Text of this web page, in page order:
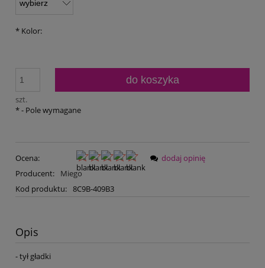
* Kolor:
szt.
do koszyka
*- Pole wymagane
Ocena:
Producent:
Miego
Kod produktu: 8C9B-409B3
dodaj opinię
Opis
- tył gładki